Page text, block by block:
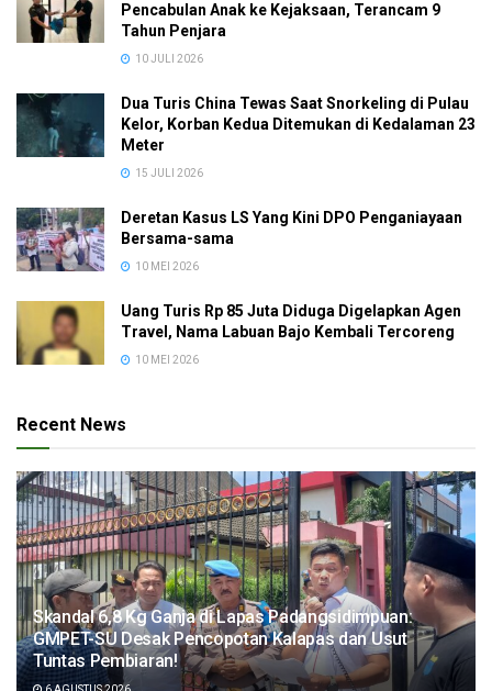
Pencabulan Anak ke Kejaksaan, Terancam 9
Tahun Penjara
10 JULI 2026
Dua Turis China Tewas Saat Snorkeling di Pulau
Kelor, Korban Kedua Ditemukan di Kedalaman 23
Meter
15 JULI 2026
Deretan Kasus LS Yang Kini DPO Penganiayaan
Bersama-sama
10 MEI 2026
Uang Turis Rp 85 Juta Diduga Digelapkan Agen
Travel, Nama Labuan Bajo Kembali Tercoreng
10 MEI 2026
Recent News
Skandal 6,8 Kg Ganja di Lapas Padangsidimpuan:
GMPET-SU Desak Pencopotan Kalapas dan Usut
Tuntas Pembiaran!